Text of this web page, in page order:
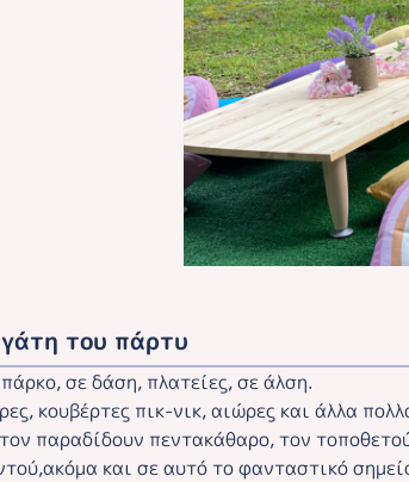
του πάρτυ
σε δάση, πλατείες, σε άλση.
κουβέρτες πικ-νικ, αιώρες και άλλα
παραδίδουν πεντακάθαρο, τον
και σε αυτό το φανταστικό